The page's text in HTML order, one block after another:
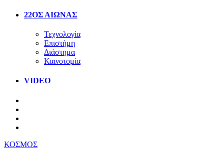
22ΟΣ ΑΙΩΝΑΣ
Τεχνολογία
Επιστήμη
Διάστημα
Καινοτομία
VIDEO
ΚΟΣΜΟΣ